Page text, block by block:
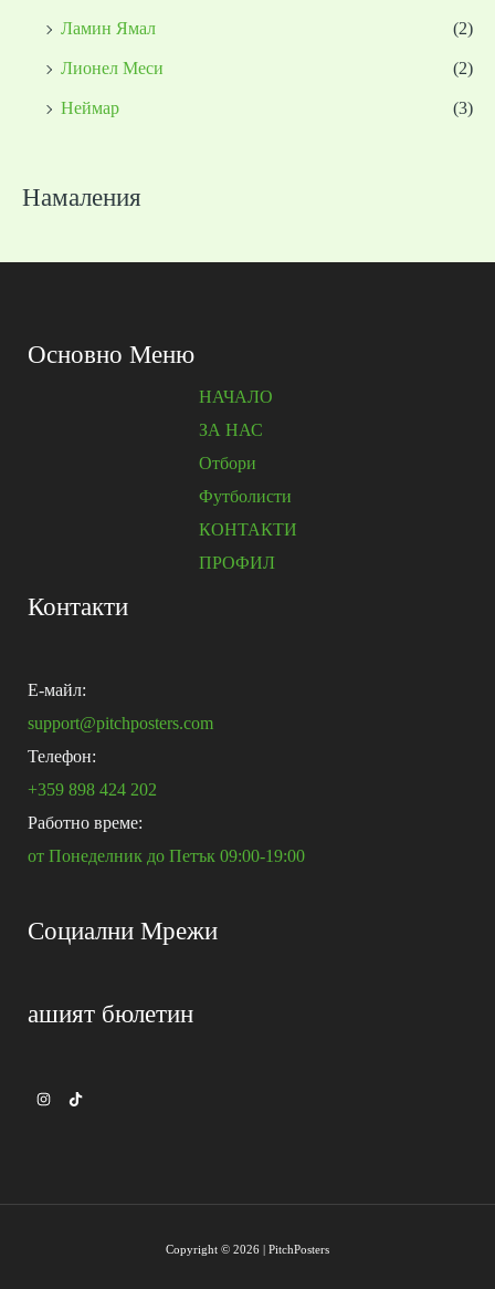
Ламин Ямал
(2)
Лионел Меси
(2)
Неймар
(3)
Намаления
Основно Меню
НАЧАЛО
ЗА НАС
Отбори
Футболисти
КОНТАКТИ
ПРОФИЛ
Контакти
E-майл:
support@pitchposters.com
Телефон:
+359 898 424 202
Работно време:
от Понеделник до Петък 09:00-19:00
Социални Мрежи
ашият бюлетин
Copyright © 2026 | PitchPosters